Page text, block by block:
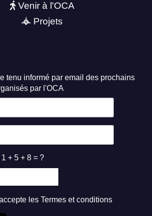
Venir à l'OCA
Projets
tenu informé par email des prochains
par l'OCA
+ 5 + 8 = ?
les Termes et conditions